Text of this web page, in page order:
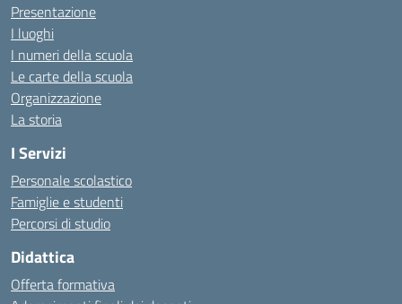
Presentazione
I luoghi
I numeri della scuola
Le carte della scuola
Organizzazione
La storia
I Servizi
Personale scolastico
Famiglie e studenti
Percorsi di studio
Didattica
Offerta formativa